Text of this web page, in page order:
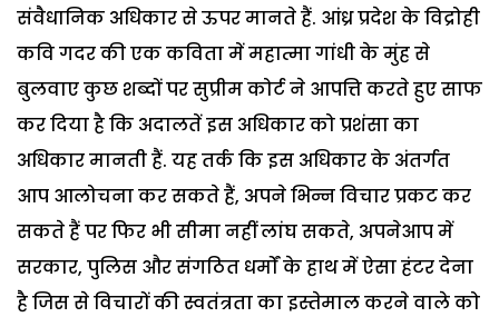
संवैधानिक अधिकार से ऊपर मानते हैं. आंध्र प्रदेश के विद्रोही
कवि गदर की एक कविता में महात्मा गांधी के मुंह से
बुलवाए कुछ शब्दों पर सुप्रीम कोर्ट ने आपत्ति करते हुए साफ
कर दिया है कि अदालतें इस अधिकार को प्रशंसा का
अधिकार मानती हैं. यह तर्क कि इस अधिकार के अंतर्गत
आप आलोचना कर सकते हैं, अपने भिन्न विचार प्रकट कर
सकते हैं पर फिर भी सीमा नहीं लांघ सकते, अपनेआप में
सरकार, पुलिस और संगठित धर्मों के हाथ में ऐसा हंटर देना
है जिस से विचारों की स्वतंत्रता का इस्तेमाल करने वाले को